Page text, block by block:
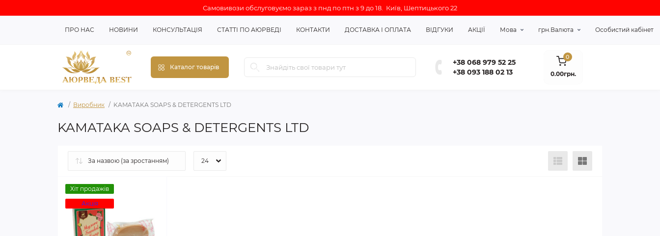
Самовивози обслуговуємо зараз з пнд по птн з 9 до 18. Київ, Шептицького 22
ПРО НАС НОВИНИ КОНСУЛЬТАЦІЯ СТАТТІ ПО АЮРВЕДІ КОНТАКТИ ДОСТАВКА І ОПЛАТА ВІДГУКИ АКЦІЇ Мова грн.Валюта Особистий кабінет
Каталог товарів
+38 068 979 52 25
+38 093 188 02 13
0
0.00грн.
Виробник KAMATAKA SOAPS & DETERGENTS LTD
KAMATAKA SOAPS & DETERGENTS LTD
Хіт продажів
Акція